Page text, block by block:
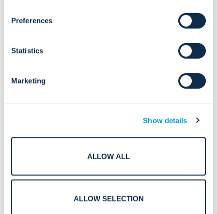
Preferences
Statistics
Marketing
Show details
ALLOW ALL
ALLOW SELECTION
Flux de travail de répartition intégrés
les transports et les espaces publics.